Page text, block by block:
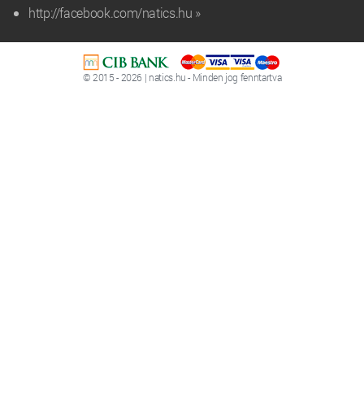
http://facebook.com/natics.hu »
© 2015 - 2026 | natics.hu - Minden jog fenntartva